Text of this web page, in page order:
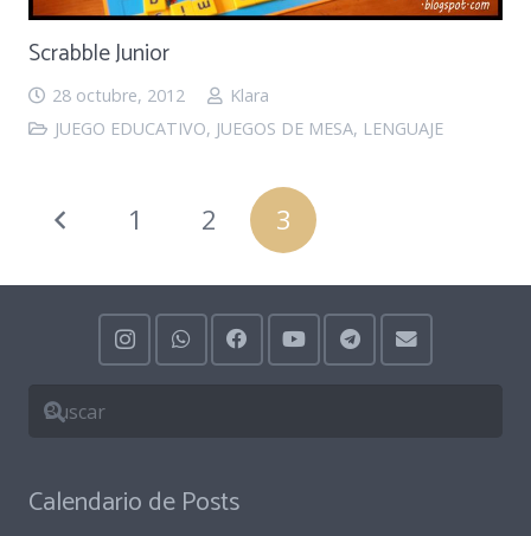
Scrabble Junior
28 octubre, 2012
Klara
JUEGO EDUCATIVO, JUEGOS DE MESA, LENGUAJE
1 2 3
Calendario de Posts